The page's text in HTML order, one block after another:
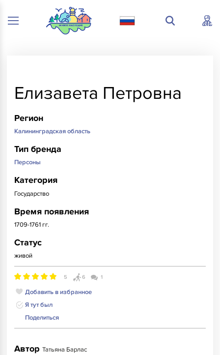
Елизавета Петровна
Регион
Калининградская область
Тип бренда
Персоны
Категория
Государство
Время появления
1709-1761 гг.
Статус
живой
5 6 1
Добавить в избранное
Я тут был
Поделиться
Автор Татьяна Барлас